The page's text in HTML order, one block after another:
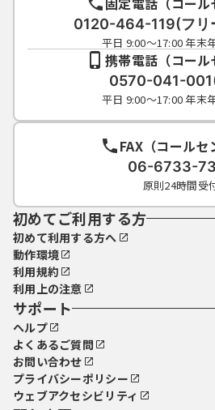
0120-464-119(フリ
平日 9:00～17:00 年末
携帯電話（コール
0570-041-
平日 9:00～17:00 年末
FAX（コールセ
06-6733-
原則24時間受
初めてご利用する方
初めて利用する方へ
動作環境
利用規約
利用上の注意
サポート
ヘルプ
よくあるご質問
お問い合わせ
プライバシーポリシー
ウェブアクセシビリティ